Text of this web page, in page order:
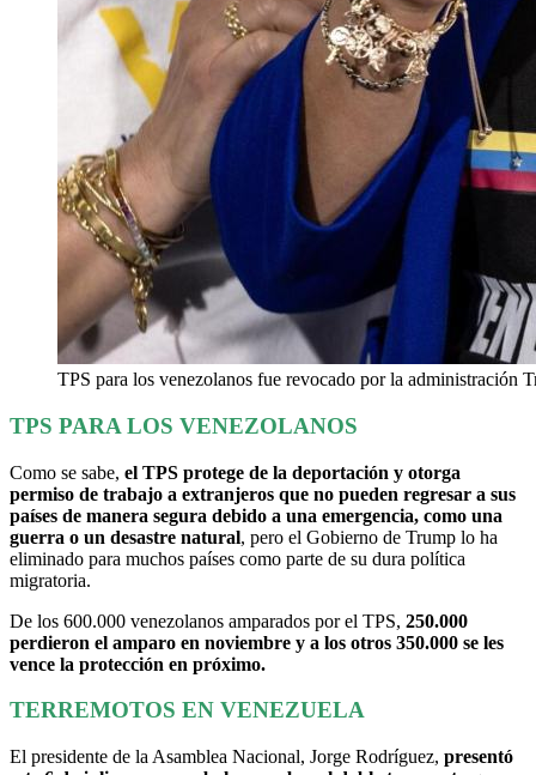
TPS para los venezolanos fue revocado por la administración
TPS PARA LOS VENEZOLANOS
Como se sabe, el TPS protege de la deportación y otorga
permiso de trabajo a extranjeros que no pueden regresar a sus
países de manera segura debido a una emergencia, como una
guerra o un desastre natural, pero el Gobierno de Trump lo ha
eliminado para muchos países como parte de su dura política
migratoria.
De los 600.000 venezolanos amparados por el TPS, 250.000
perdieron el amparo en noviembre y a los otros 350.000 se les
vence la protección en próximo.
TERREMOTOS EN VENEZUELA
El presidente de la Asamblea Nacional, Jorge Rodríguez, presentó